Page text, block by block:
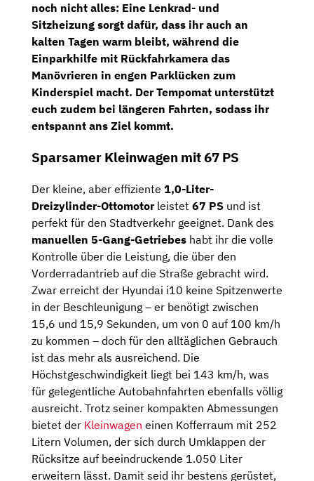
noch nicht alles: Eine Lenkrad- und
Sitzheizung sorgt dafür, dass ihr auch an
kalten Tagen warm bleibt, während die
Einparkhilfe mit Rückfahrkamera das
Manövrieren in engen Parklücken zum
Kinderspiel macht. Der Tempomat unterstützt
euch zudem bei längeren Fahrten, sodass ihr
entspannt ans Ziel kommt.
Sparsamer Kleinwagen mit 67 PS
Der kleine, aber effiziente 1,0-Liter-
Dreizylinder-Ottomotorleistet 67 PS und ist
perfekt für den Stadtverkehr geeignet. Dank des
manuellen 5-Gang-Getriebes habt ihr die volle
Kontrolle über die Leistung, die über den
Vorderradantrieb auf die Straße gebracht wird.
Zwar erreicht der Hyundai i10 keine Spitzenwerte
in der Beschleunigung – er benötigt zwischen
15,6 und 15,9 Sekunden, um von 0 auf 100 km/h
zu kommen – doch für den alltäglichen Gebrauch
ist das mehr als ausreichend. Die
Höchstgeschwindigkeit liegt bei 143 km/h, was
für gelegentliche Autobahnfahrten ebenfalls völlig
ausreicht. Trotz seiner kompakten Abmessungen
bietet der Kleinwagen einen Kofferraum mit 252
Litern Volumen, der sich durch Umklappen der
Rücksitze auf beeindruckende 1.050 Liter
erweitern lässt. Damit seid ihr bestens gerüstet,